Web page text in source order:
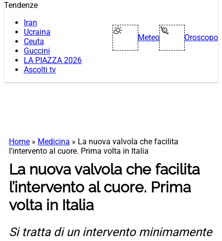
Tendenze
Iran
Ucraina
Ceuta
Guccini
LA PIAZZA 2026
Ascolti tv
Meteo Oroscopo
Home » Medicina » La nuova valvola che facilita
l’intervento al cuore. Prima volta in Italia
La nuova valvola che facilita
l’intervento al cuore. Prima
volta in Italia
Si tratta di un intervento minimamente